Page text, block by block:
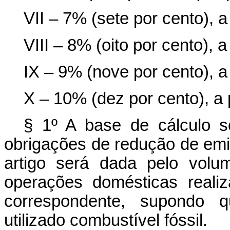
VII – 7% (sete por cento),
VIII – 8% (oito por cento),
IX – 9% (nove por cento),
X – 10% (dez por cento), a
§ 1º A base de cálculo
obrigações de redução de
artigo será dada pelo
operações domésticas
correspondente, supondo
utilizado combustível fóssil.